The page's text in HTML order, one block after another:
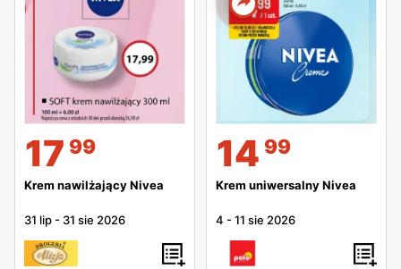
17 99
Krem nawilżający Nivea
31 lip - 31 sie 2026
14 99
Krem uniwersalny Nivea
4 -11 sie 2026